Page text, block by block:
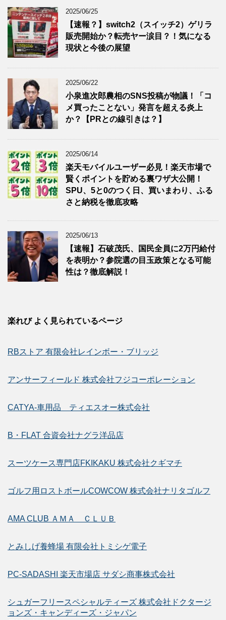
2025/06/25
【速報？】switch2（スイッチ2）ゲリラ
販売開始か？転売ヤー涙目？！気になる
現状と今後の展望
2025/06/22
小泉進次郎農相のSNS投稿が物議！「コ
メ買ったことない」発言を超える炎上
か？【PRとの線引きは？】
2025/06/14
楽天モバイルユーザー必見！楽天市場で
賢くポイントを貯める裏ワザ大公開！
SPU、5と0のつく日、買いまわり、ふる
さと納税を徹底攻略
2025/06/13
【速報】石破茂氏、国民全員に2万円給付
を表明か？参院選の目玉政策となる可能
性は？徹底解説！
楽れび よく見られているページ
RBストア 有限会社レインボー・ブリッジ
アンサーフィールド 株式会社フジコーポレーション
CATYA-車用品 ティエスオー株式会社
B・FLAT 合資会社ナグラ洋品店
スーツケース専門店FKIKAKU 株式会社クギマチ
ゴルフ用ロストボールCOWCOW 株式会社ナリタゴルフ
AMA CLUB ＡＭＡ ＣＬＵＢ
とみしげ養蜂場 有限会社トミシゲ電子
PC-SADASHI 楽天市場店 サダシ商事株式会社
シュガーフリースペシャルティーズ 株式会社ドクタージ
ョンズ・キャンディーズ・ジャパン